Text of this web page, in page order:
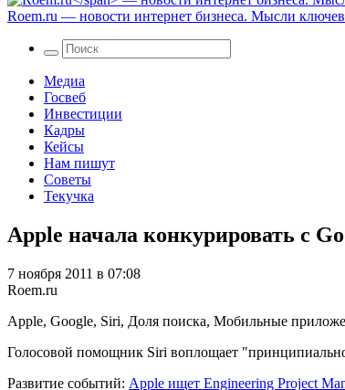
Roem.ru — новости интернет бизнеса. Мысли
Медиа
Госвеб
Инвестиции
Кадры
Кейсы
Нам пишут
Советы
Текучка
Apple начала конкурировать с
7 ноября 2011 в 07:08
Roem.ru
Apple, Google, Siri, Доля поиска, Мобильные
Голосовой помощник Siri воплощает
Развитие событий: Apple ищет Engineering Project